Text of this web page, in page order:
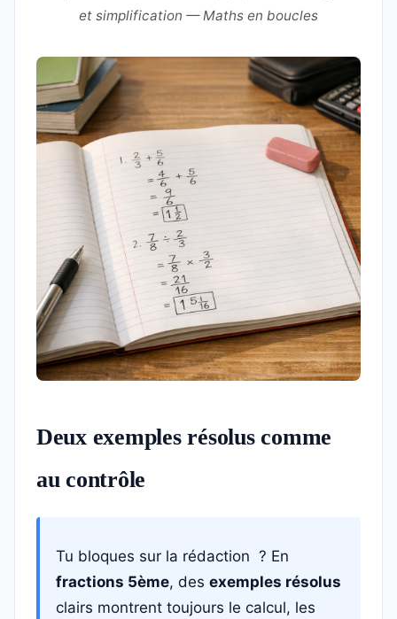
et simplification — Maths en boucles
Deux exemples résolus comme
au contrôle
Tu bloques sur la rédaction ? En
fractions 5ème, des exemples résolus
clairs montrent toujours le calcul, les